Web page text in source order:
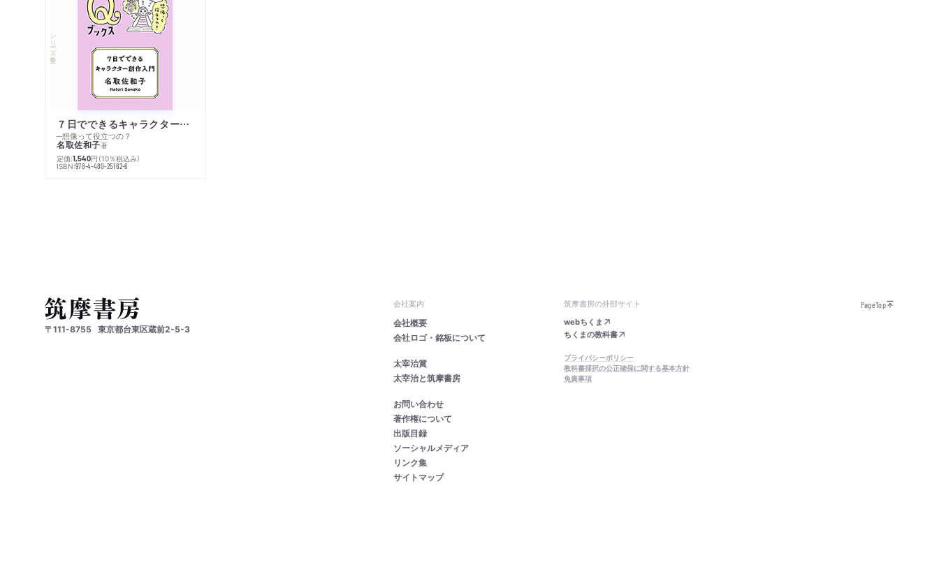
シリーズ・全集
７日でできるキャラクター創作入門
─想像って役立つの？
名取佐和子著
定価:1,540円 （10％税込み）
ISBN:978-4-480-25162-6
〒111-8755 東京都台東区蔵前2-5-3
会社案内
会社概要
会社ロゴ・銘板について
太宰治賞
太宰治と筑摩書房
お問い合わせ
著作権について
出版目録
ソーシャルメディア
リンク集
サイトマップ
筑摩書房の外部サイト
webちくま
ちくまの教科書
プライバシーポリシー
教科書採択の公正確保に関する基本方針
免責事項
PageTop